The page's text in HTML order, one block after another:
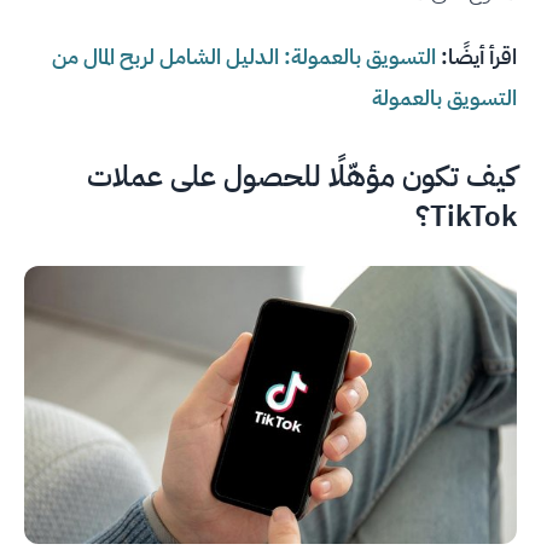
اقرأ أيضًا: التسويق بالعمولة: الدليل الشامل لربح المال من
التسويق بالعمولة
كيف تكون مؤهّلًا للحصول على عملات
TikTok؟